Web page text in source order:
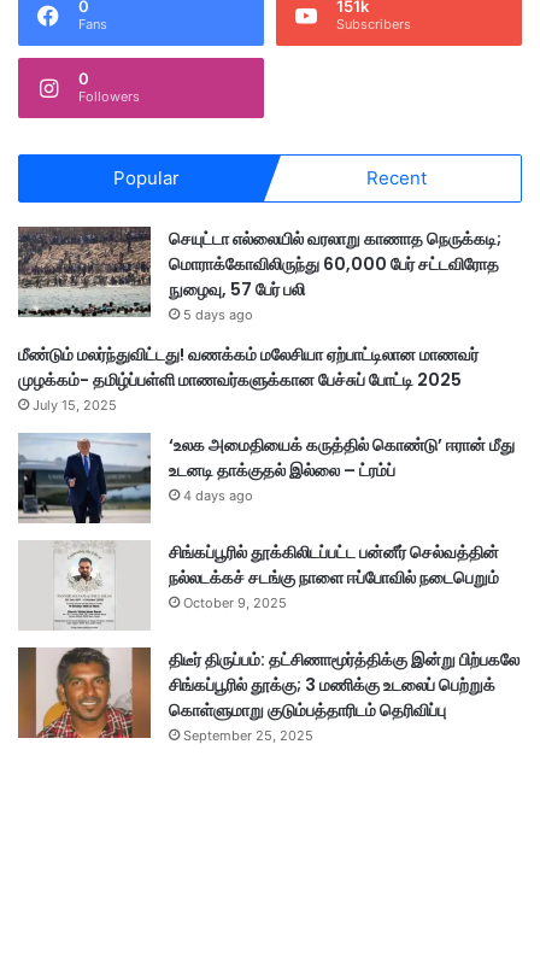
நி
லை
த்
0
Fans
151k
Subscribers
0
Followers
Popular Recent
செயுட்டா எல்லையில் வரலாறு காணாத நெருக்கடி;
மொராக்கோவிலிருந்து 60,000 பேர் சட்டவிரோத
நுழைவு, 57 பேர் பலி
5 days ago
மீண்டும் மலர்ந்துவிட்டது! வணக்கம் மலேசியா ஏற்பாட்டிலான மாணவர்
முழக்கம்- தமிழ்ப்பள்ளி மாணவர்களுக்கான பேச்சுப் போட்டி 2025
July 15, 2025
‘உலக அமைதியைக் கருத்தில் கொண்டு’ ஈரான் மீது
உடனடி தாக்குதல் இல்லை – ட்ரம்ப்
4 days ago
சிங்கப்பூரில் தூக்கிலிடப்பட்ட பன்னீர் செல்வத்தின்
நல்லடக்கச் சடங்கு நாளை ஈப்போவில் நடைபெறும்
October 9, 2025
திடீர் திருப்பம்: தட்சிணாமூர்த்திக்கு இன்று பிற்பகலே
சிங்கப்பூரில் தூக்கு; 3 மணிக்கு உடலைப் பெற்றுக்
கொள்ளுமாறு குடும்பத்தாரிடம் தெரிவிப்பு
September 25, 2025